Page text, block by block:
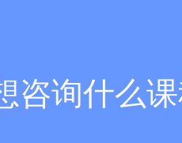
咨询什么